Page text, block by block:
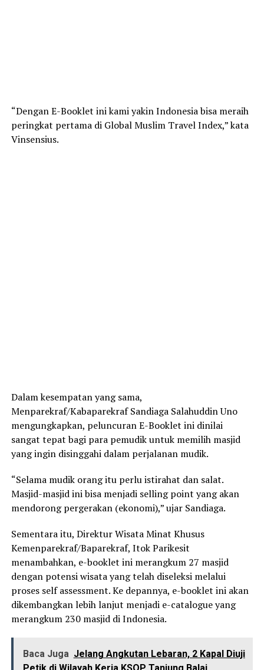
“Dengan E-Booklet ini kami yakin Indonesia bisa meraih
peringkat pertama di Global Muslim Travel Index,” kata
Vinsensius.
Dalam kesempatan yang sama,
Menparekraf/Kabaparekraf Sandiaga Salahuddin Uno
mengungkapkan, peluncuran E-Booklet ini dinilai
sangat tepat bagi para pemudik untuk memilih masjid
yang ingin disinggahi dalam perjalanan mudik.
“Selama mudik orang itu perlu istirahat dan salat.
Masjid-masjid ini bisa menjadi selling point yang akan
mendorong pergerakan (ekonomi),” ujar Sandiaga.
Sementara itu, Direktur Wisata Minat Khusus
Kemenparekraf/Baparekraf, Itok Parikesit
menambahkan, e-booklet ini merangkum 27 masjid
dengan potensi wisata yang telah diseleksi melalui
proses self assessment. Ke depannya, e-booklet ini akan
dikembangkan lebih lanjut menjadi e-catalogue yang
merangkum 230 masjid di Indonesia.
Baca Juga Jelang Angkutan Lebaran, 2 Kapal Diuji